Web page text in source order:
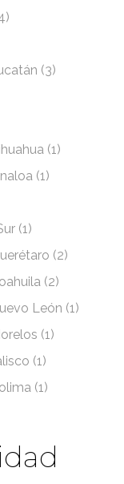
(3)
(1)
(1)
(1)
(2)
(2)
León (1)
(1)
(1)
(1)